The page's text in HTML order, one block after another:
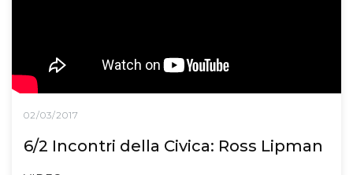
02/03/2017
6/2 Incontri della Civica: Ross Lipman